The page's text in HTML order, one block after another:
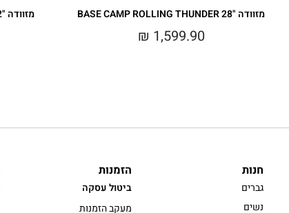
מזוודה BASE CAMP ROLLING THUNDER 28"‎
₪ 1,599.90
מזוודה BASE CAMP ROLLING THUNDER 22"‎
חנות
גברים
נשים
הזמנות
ביטול עסקה
מעקב הזמנות